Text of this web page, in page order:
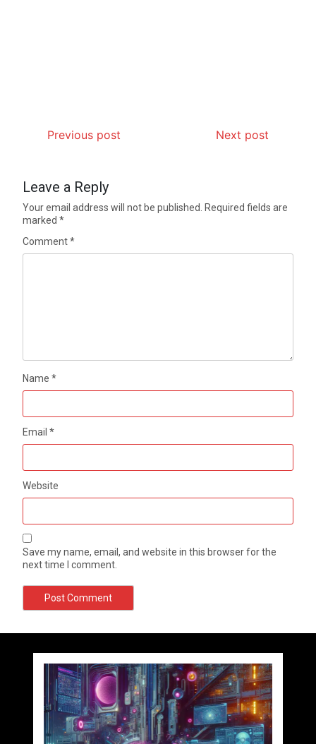
Previous post Next post
Leave a Reply
Your email address will not be published.
Required fields are
marked*
Comment*
Name*
Email*
Website
Save my name, email, and website in this browser for the
next time I comment.